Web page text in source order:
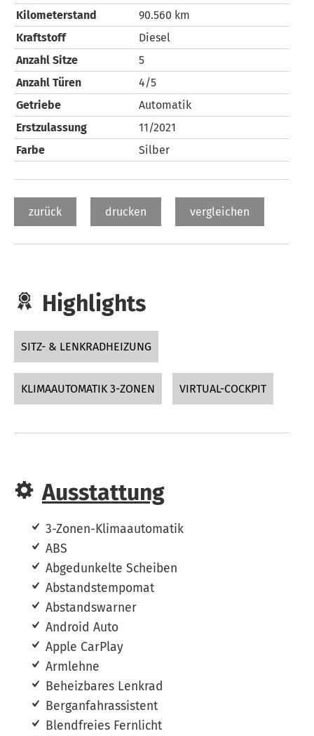
Kilometerstand
90.560 km
Kraftstoff
Diesel
Anzahl Sitze
5
Anzahl Türen
4/5
Getriebe
Automatik
Erstzulassung
11/2021
Farbe
Silber
zurück drucken vergleichen
Highlights
SITZ- & LENKRADHEIZUNG
KLIMAAUTOMATIK 3-ZONEN VIRTUAL-COCKPIT
Ausstattung
3-Zonen-Klimaautomatik
ABS
Abgedunkelte Scheiben
Abstandstempomat
Abstandswarner
Android Auto
Apple CarPlay
Armlehne
Beheizbares Lenkrad
Berganfahrassistent
Blendfreies Fernlicht